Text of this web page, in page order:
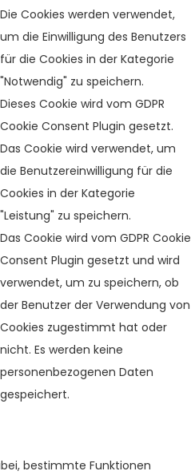
Die Cookies werden verwendet,
um die Einwilligung des Benutzers
für die Cookies in der Kategorie
"Notwendig" zu speichern.
Dieses Cookie wird vom GDPR
Cookie Consent Plugin gesetzt.
Das Cookie wird verwendet, um
die Benutzereinwilligung für die
Cookies in der Kategorie
"Leistung" zu speichern.
Das Cookie wird vom GDPR Cookie
Consent Plugin gesetzt und wird
verwendet, um zu speichern, ob
der Benutzer der Verwendung von
Cookies zugestimmt hat oder
nicht. Es werden keine
personenbezogenen Daten
gespeichert.
bestimmte Funktionen